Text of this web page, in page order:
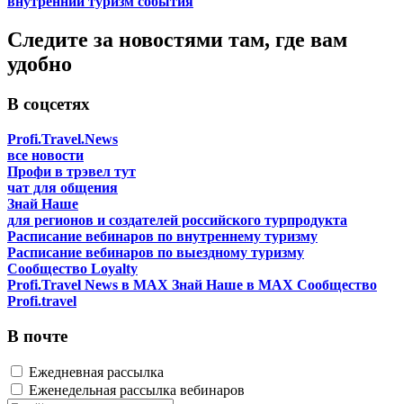
Следите за новостями там, где вам
удобно
В соцсетях
Profi.Travel.News
все новости
Профи в трэвел тут
чат для общения
Знай Наше
для регионов и создателей российского турпродукта
Расписание вебинаров по внутреннему туризму
Расписание вебинаров по выездному туризму
Сообщество Loyalty
Profi.Travel News в MAX Знай Наше в MAX Сообщество
Profi.travel
В почте
Ежедневная рассылка
Еженедельная рассылка вебинаров